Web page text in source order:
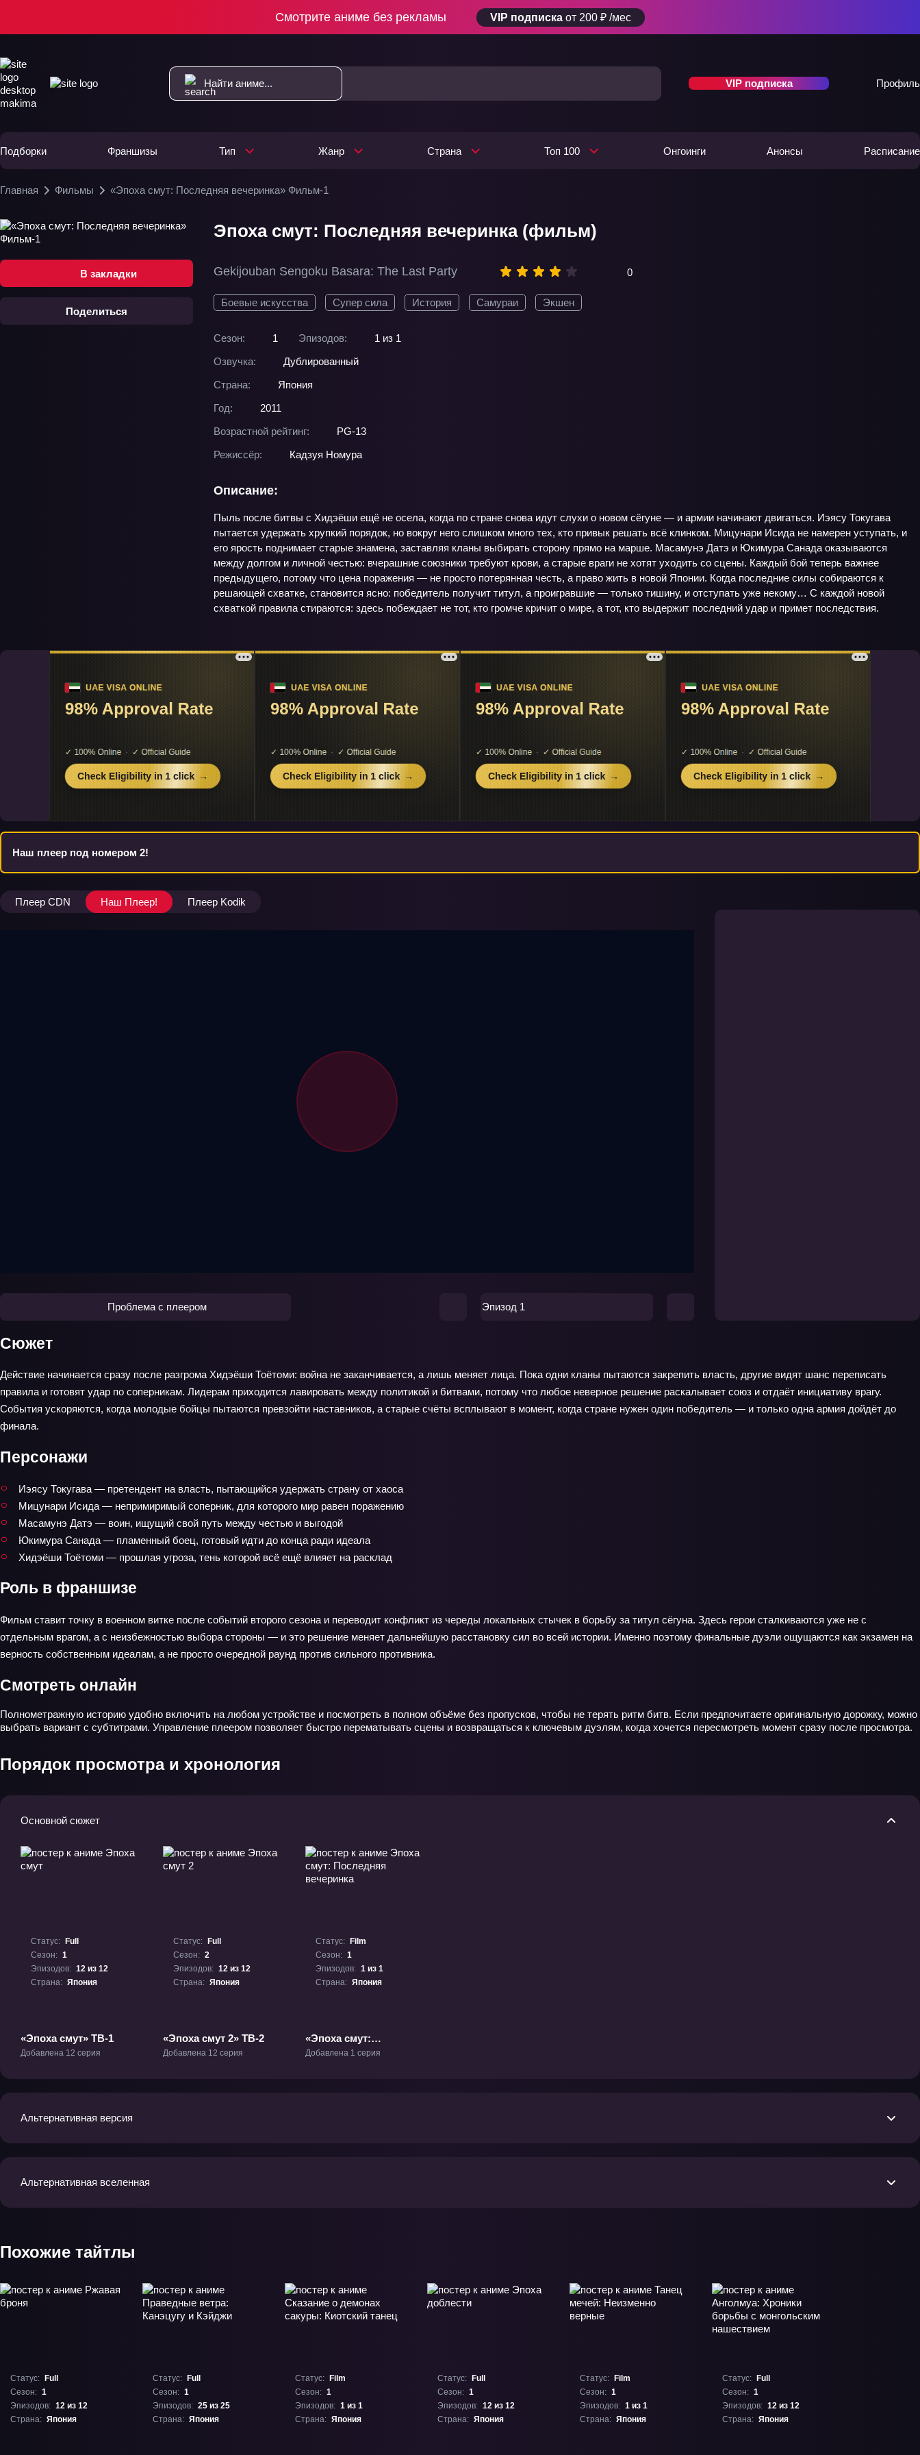
Смотрите аниме без рекламы VIP подписка от 200 ₽ /мес
VIP подписка Профиль
Подборки Франшизы Тип Жанр Страна Топ 100 Онгоинги Анонсы Расписание
Главная Фильмы «Эпоха смут: Последняя вечеринка» Фильм-1
В закладки
Поделиться
Эпоха смут: Последняя вечеринка (фильм)
Gekijouban Sengoku Basara: The Last Party 0
Боевые искусства Супер сила История Самураи Экшен
Сезон: 1 Эпизодов:
1 из 1
Озвучка:
Дублированный
Страна:
Япония
Год:
2011
Возрастной рейтинг:
PG-13
Режиссёр:
Кадзуя Номура
Описание:
Пыль после битвы с Хидэёши ещё не осела, когда по стране снова идут слухи о новом сёгуне — и армии начинают двигаться. Иэясу Токугава
пытается удержать хрупкий порядок, но вокруг него слишком много тех, кто привык решать всё клинком. Мицунари Исида не намерен уступать, и
его ярость поднимает старые знамена, заставляя кланы выбирать сторону прямо на марше. Масамунэ Датэ и Юкимура Санада оказываются
между долгом и личной честью: вчерашние союзники требуют крови, а старые враги не хотят уходить со сцены. Каждый бой теперь важнее
предыдущего, потому что цена поражения — не просто потерянная честь, а право жить в новой Японии. Когда последние силы собираются к
решающей схватке, становится ясно: победитель получит титул, а проигравшие — только тишину, и отступать уже некому… С каждой новой
схваткой правила стираются: здесь побеждает не тот, кто громче кричит о мире, а тот, кто выдержит последний удар и примет последствия.
Наш плеер под номером 2!
Плеер CDN Наш Плеер! Плеер Kodik
Проблема с плеером Эпизод 1
Сюжет
Действие начинается сразу после разгрома Хидэёши Тоётоми: война не заканчивается, а лишь меняет лица. Пока одни кланы пытаются закрепить власть, другие видят шанс переписать
правила и готовят удар по соперникам. Лидерам приходится лавировать между политикой и битвами, потому что любое неверное решение раскалывает союз и отдаёт инициативу врагу.
События ускоряются, когда молодые бойцы пытаются превзойти наставников, а старые счёты всплывают в момент, когда стране нужен один победитель — и только одна армия дойдёт до
финала.
Персонажи
Иэясу Токугава — претендент на власть, пытающийся удержать страну от хаоса
Мицунари Исида — непримиримый соперник, для которого мир равен поражению
Масамунэ Датэ — воин, ищущий свой путь между честью и выгодой
Юкимура Санада — пламенный боец, готовый идти до конца ради идеала
Хидэёши Тоётоми — прошлая угроза, тень которой всё ещё влияет на расклад
Роль в франшизе
Фильм ставит точку в военном витке после событий второго сезона и переводит конфликт из череды локальных стычек в борьбу за титул сёгуна. Здесь герои сталкиваются уже не с
отдельным врагом, а с неизбежностью выбора стороны — и это решение меняет дальнейшую расстановку сил во всей истории. Именно поэтому финальные дуэли ощущаются как экзамен на
верность собственным идеалам, а не просто очередной раунд против сильного противника.
Смотреть онлайн
Полнометражную историю удобно включить на любом устройстве и посмотреть в полном объёме без пропусков, чтобы не терять ритм битв. Если предпочитаете оригинальную дорожку, можно
выбрать вариант с субтитрами. Управление плеером позволяет быстро перематывать сцены и возвращаться к ключевым дуэлям, когда хочется пересмотреть момент сразу после просмотра.
Порядок просмотра и хронология
Основной сюжет
Статус:
Full
Сезон: 1
Эпизодов: 12 из 12
Страна: Япония
«Эпоха смут» ТВ-1
Добавлена 12 серия
Статус:
Full
Сезон: 2
Эпизодов: 12 из 12
Страна: Япония
«Эпоха смут 2» ТВ-2
Добавлена 12 серия
Статус:
Film
Сезон: 1
Эпизодов: 1 из 1
Страна: Япония
«Эпоха смут:
Последняя вечеринка»
Добавлена 1 серия
Альтернативная версия
Альтернативная вселенная
Похожие тайтлы
Статус:
Full
Сезон: 1
Эпизодов: 12 из 12
Страна: Япония
Статус:
Full
Сезон: 1
Эпизодов: 25 из 25
Страна: Япония
Статус:
Film
Сезон: 1
Эпизодов: 1 из 1
Страна: Япония
Статус:
Full
Сезон: 1
Эпизодов: 12 из 12
Страна: Япония
Статус:
Film
Сезон: 1
Эпизодов: 1 из 1
Страна: Япония
Статус:
Full
Сезон: 1
Эпизодов: 12 из 12
Страна: Япония